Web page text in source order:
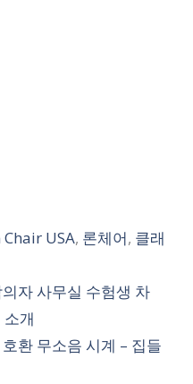
Chair USA, 론체어, 클래
자 사무실 수험생 차
개
환 무소음 시계 – 집들